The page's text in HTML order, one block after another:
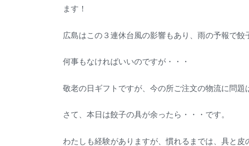
ます！
広島はこの３連休台風の影響もあり、雨の予報で餃
何事もなければいいのですが・・・
敬老の日ギフトですが、今の所ご注文の物流に問題
さて、本日は餃子の具が余ったら・・・です。
わたしも経験がありますが、慣れるまでは、具と皮